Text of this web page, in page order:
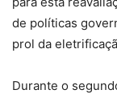
de políticas
prol da
Durante o